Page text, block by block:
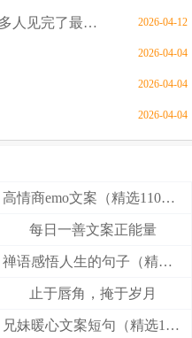
后来才发现，原来我们已经和很多人见完了最后一面 2026-04-12
2026-04-04
2026-04-04
2026-04-04
高情商emo文案（精选110句）
每日一善文案正能量
禅语感悟人生的句子（精选27句）
止于唇角，掩于岁月
兄妹暖心文案短句（精选100句）